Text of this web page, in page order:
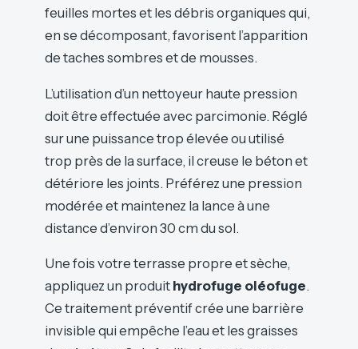
feuilles mortes et les débris organiques qui,
en se décomposant, favorisent l’apparition
de taches sombres et de mousses.
L’utilisation d’un nettoyeur haute pression
doit être effectuée avec parcimonie. Réglé
sur une puissance trop élevée ou utilisé
trop près de la surface, il creuse le béton et
détériore les joints. Préférez une pression
modérée et maintenez la lance à une
distance d’environ 30 cm du sol.
Une fois votre terrasse propre et sèche,
appliquez un produit hydrofuge oléofuge.
Ce traitement préventif crée une barrière
invisible qui empêche l’eau et les graisses